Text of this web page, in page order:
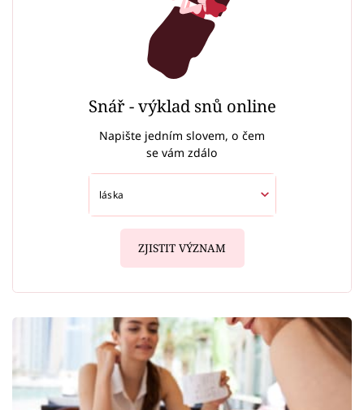
Snář - výklad snů online
Napište jedním slovem, o čem
se vám zdálo
ZJISTIT VÝZNAM